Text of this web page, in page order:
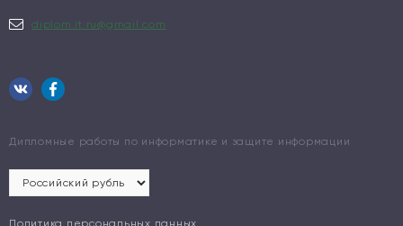
diplom.it.ru@gmail.com
Дипломные работы по информатике и защите информации
Политика персональных данных